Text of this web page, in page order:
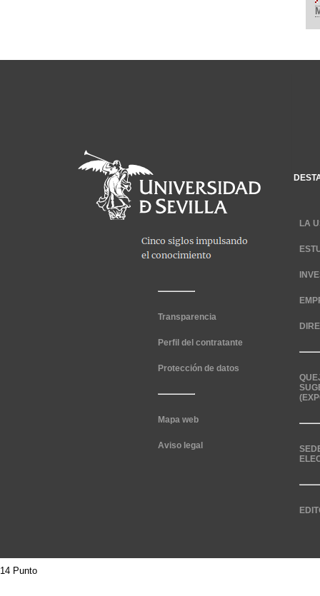
Transparencia
Perfil del contratante
Protección de datos
Mapa web
Aviso legal
LA
14 Punto